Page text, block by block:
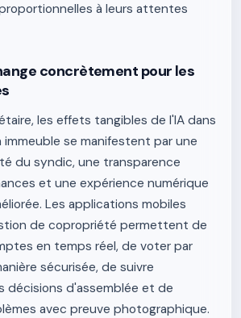
à leurs attentes
concrètement pour les
les effets tangibles de l'IA dans
se manifestent par une
du syndic, une transparence
et une expérience numérique
Les applications mobiles
de copropriété permettent de
en temps réel, de voter par
sécurisée, de suivre
décisions d'assemblée et de
avec preuve photographique.